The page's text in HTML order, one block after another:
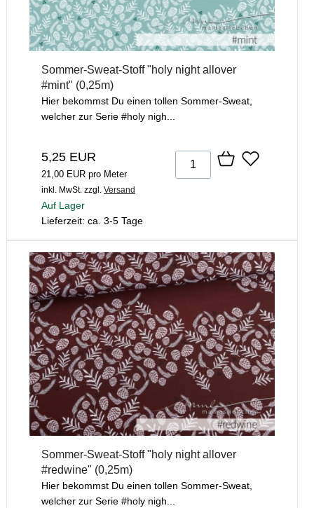
Sommer-Sweat-Stoff "holy night allover
#mint" (0,25m)
Hier bekommst Du einen tollen Sommer-Sweat,
welcher zur Serie #holy nigh...
5,25 EUR
21,00 EUR pro Meter
inkl. MwSt. zzgl. Versand
Auf Lager
Lieferzeit: ca. 3-5 Tage
Sommer-Sweat-Stoff "holy night allover
#redwine" (0,25m)
Hier bekommst Du einen tollen Sommer-Sweat,
welcher zur Serie #holy nigh...